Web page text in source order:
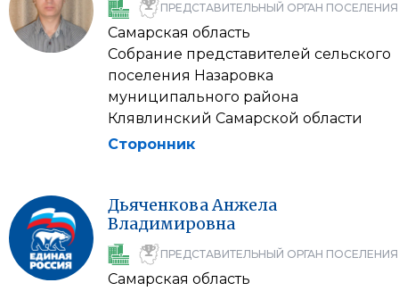
ПРЕДСТАВИТЕЛЬНЫЙ ОРГАН ПОСЕЛЕНИЯ
Самарская область
Собрание представителей сельского
поселения Назаровка
муниципального района
Клявлинский Самарской области
Сторонник
ДьяченковаАнжела
Владимировна
ПРЕДСТАВИТЕЛЬНЫЙ ОРГАН ПОСЕЛЕНИЯ
Самарская область